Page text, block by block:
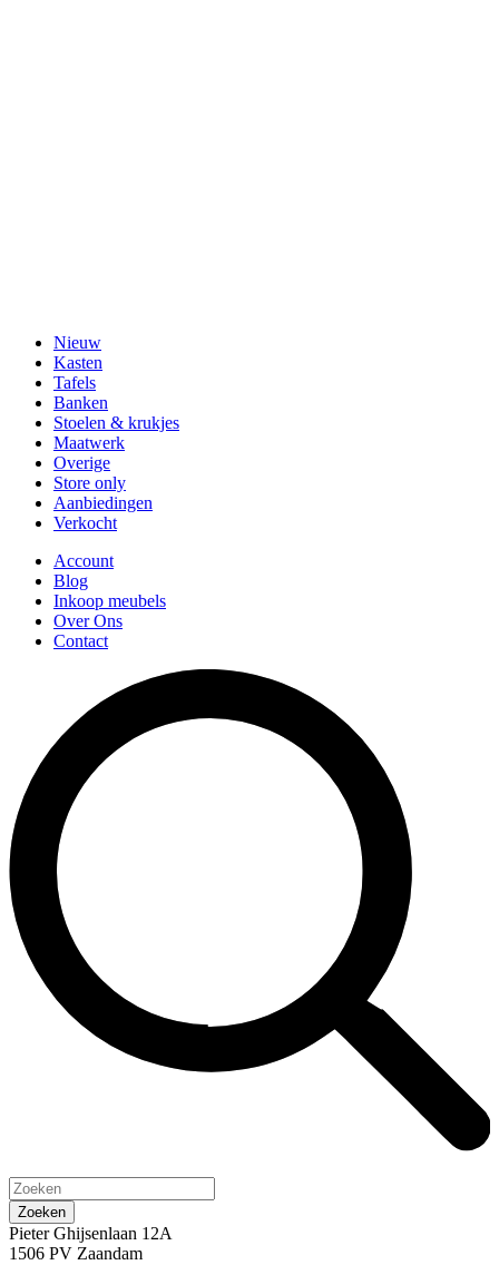
Nieuw
Kasten
Tafels
Banken
Stoelen & krukjes
Maatwerk
Overige
Store only
Aanbiedingen
Verkocht
Account
Blog
Inkoop meubels
Over Ons
Contact
Pieter Ghijsenlaan 12A
1506 PV Zaandam